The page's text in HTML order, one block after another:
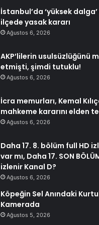
İstanbul’da ‘yüksek dalga’
ilçede yasak kararı
Ağustos 6, 2026
AKP’lilerin usulsüzlüğünü
etmişti, şimdi tutuklu!
Ağustos 6, 2026
İcra memurları, Kemal
mahkeme kararını elden
Ağustos 6, 2026
Daha 17. 8. bölüm full HD
var mı, Daha 17. SON
izlenir Kanal D?
Ağustos 6, 2026
Köpeğin Sel Anındaki
Kamerada
Ağustos 5, 2026